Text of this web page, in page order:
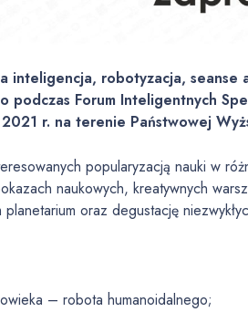
inteligencja, robotyzacja, seanse
podczas Forum Inteligentnych
r. na terenie Państwowej
popularyzacją nauki w
naukowych, kreatywnych
oraz degustację
– robota humanoidalnego;